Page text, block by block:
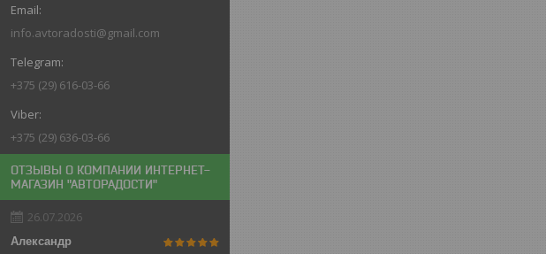
info.avtoradosti@gmail.com
+375 (29) 616-03-66
+375 (29) 636-03-66
ОТЗЫВЫ О КОМПАНИИ ИНТЕРНЕТ-
МАГАЗИН "АВТОРАДОСТИ"
26.07.2026
Александр